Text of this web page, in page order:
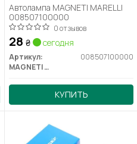
Автолампа MAGNETI MARELLI
008507100000
0 отзывов
28 ₴ сегодня
Артикул:
008507100000
MAGNETI MARELLI
КУПИТЬ